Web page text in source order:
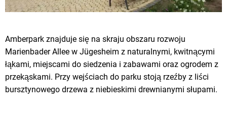
Amberpark znajduje się na skraju obszaru rozwoju
Marienbader Allee w Jügesheim z naturalnymi, kwitnącymi
łąkami, miejscami do siedzenia i zabawami oraz ogrodem z
przekąskami. Przy wejściach do parku stoją rzeźby z liści
bursztynowego drzewa z niebieskimi drewnianymi słupami.